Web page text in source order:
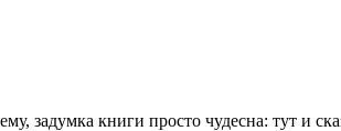
книги просто чудесна: тут и